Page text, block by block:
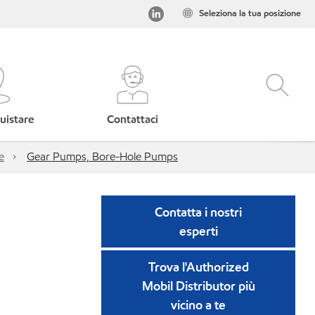
Seleziona la tua posizione
Contattaci
Gear Pumps, Bore-Hole Pumps
Contatta i nostri
esperti
Trova l'Authorized
Mobil Distributor più
vicino a te